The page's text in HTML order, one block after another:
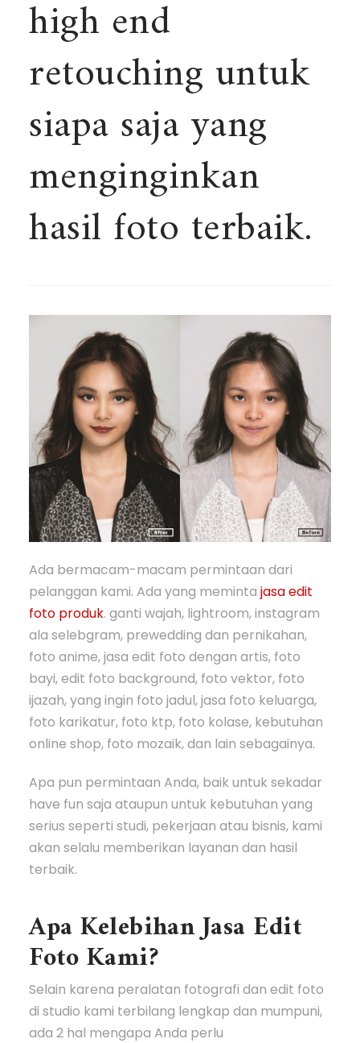
high end
retouching untuk
siapa saja yang
menginginkan
hasil foto terbaik.
Ada bermacam-macam permintaan dari
pelanggan kami. Ada yang memintajasa edit
foto produk. ganti wajah, lightroom, instagram
ala selebgram, prewedding dan pernikahan,
foto anime, jasa edit foto dengan artis, foto
bayi, edit foto background, foto vektor, foto
ijazah, yang ingin foto jadul, jasa foto keluarga,
foto karikatur, foto ktp, foto kolase, kebutuhan
online shop, foto mozaik, dan lain sebagainya.
Apa pun permintaan Anda, baik untuk sekadar
have fun saja ataupun untuk kebutuhan yang
serius seperti studi, pekerjaan atau bisnis, kami
akan selalu memberikan layanan dan hasil
terbaik.
Apa Kelebihan Jasa Edit
Foto Kami?
Selain karena peralatan fotografi dan edit foto
di studio kami terbilang lengkap dan mumpuni,
ada 2 hal mengapa Anda perlu